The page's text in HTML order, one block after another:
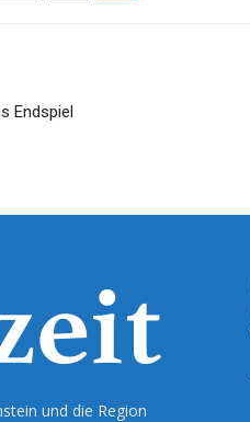
Endspiel
und die Region